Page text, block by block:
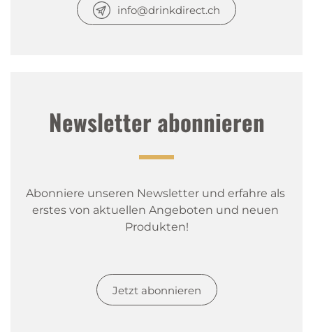
info@drinkdirect.ch
Newsletter abonnieren
Abonniere unseren Newsletter und erfahre als
erstes von aktuellen Angeboten und neuen
Produkten!
Jetzt abonnieren